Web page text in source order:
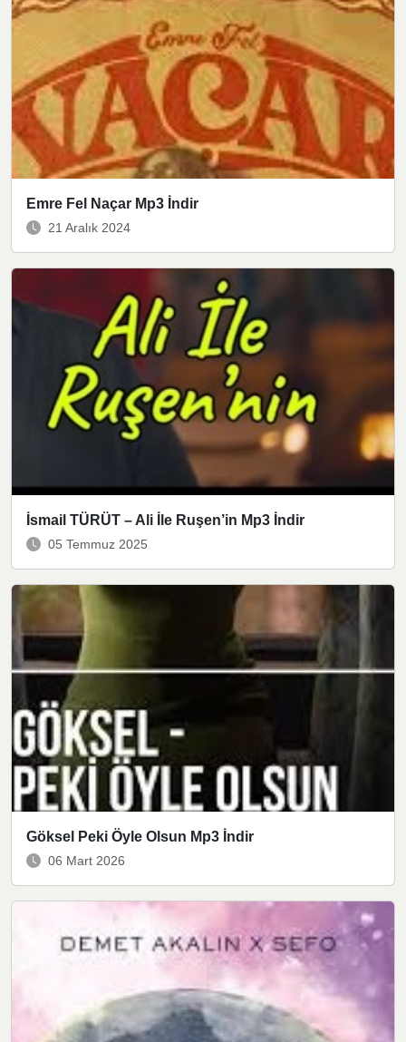
Emre Fel Naçar Mp3 İndir
21 Aralık 2024
İsmail TÜRÜT – Ali İle Ruşen’in Mp3 İndir
05 Temmuz 2025
Göksel Peki Öyle Olsun Mp3 İndir
06 Mart 2026